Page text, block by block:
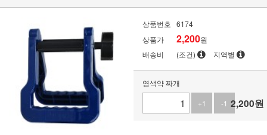
상품번호 6174
상품가
2,200원
배송비
(조건) 지역별
염색약 짜개
+1
-1 2,200원